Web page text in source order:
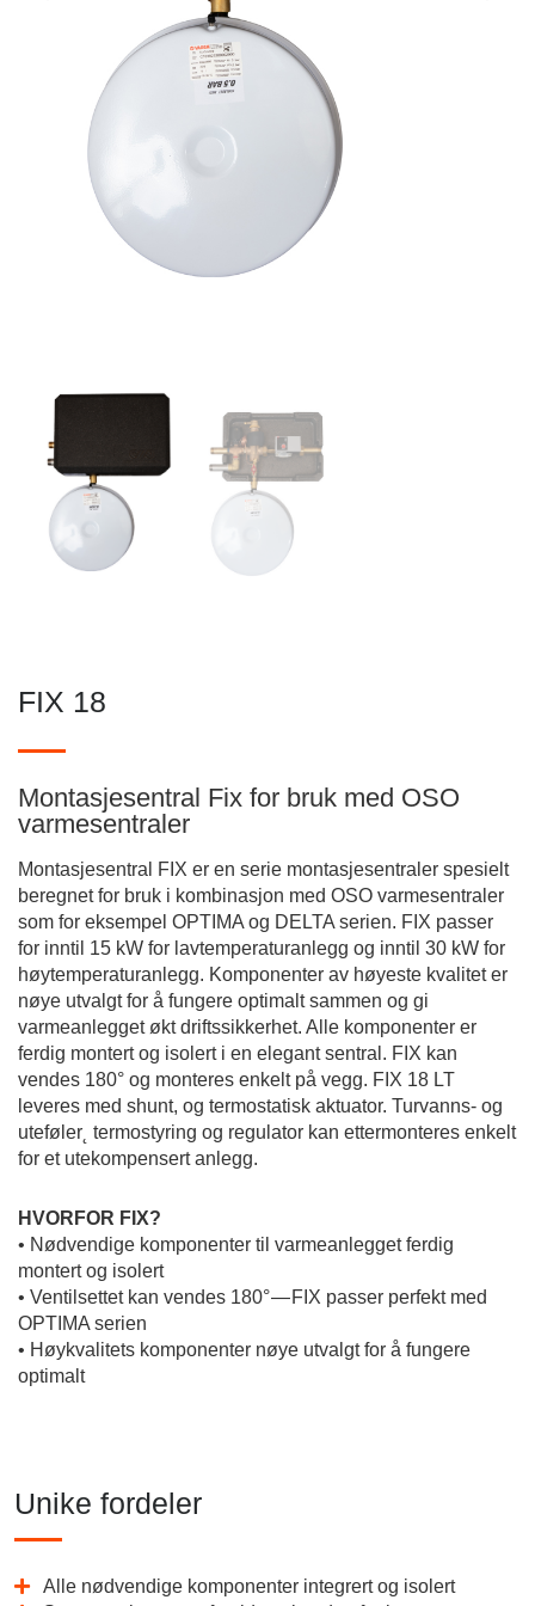
FIX 18
Montasjesentral Fix for bruk med OSO
varmesentraler
Montasjesentral FIX er en serie montasjesentraler spesielt
beregnet for bruk i kombinasjon med OSO varmesentraler
som for eksempel OPTIMA og DELTA serien. FIX passer
for inntil 15 kW for lavtemperaturanlegg og inntil 30 kW for
høytemperaturanlegg. Komponenter av høyeste kvalitet er
nøye utvalgt for å fungere optimalt sammen og gi
varmeanlegget økt driftssikkerhet. Alle komponenter er
ferdig montert og isolert i en elegant sentral. FIX kan
vendes 180° og monteres enkelt på vegg. FIX 18 LT
leveres med shunt, og termostatisk aktuator. Turvanns- og
uteføler˛ termostyring og regulator kan ettermonteres enkelt
for et utekompensert anlegg.
HVORFOR FIX?
• Nødvendige komponenter til varmeanlegget ferdig
montert og isolert
• Ventilsettet kan vendes 180° — FIX passer perfekt med
OPTIMA serien
• Høykvalitets komponenter nøye utvalgt for å fungere
optimalt
Unike fordeler
Alle nødvendige komponenter integrert og isolert